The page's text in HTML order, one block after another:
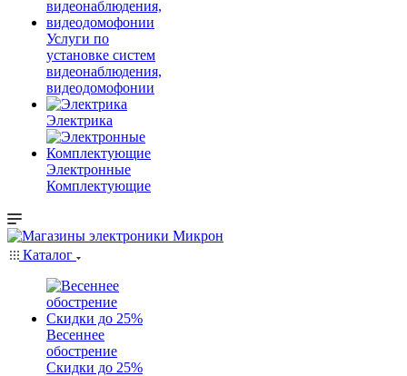
Услуги по
установке систем
видеонаблюдения,
видеодомофонии
Электрика
Электронные
Комплектующие
Каталог
Весеннее
обострение
Скидки до 25%